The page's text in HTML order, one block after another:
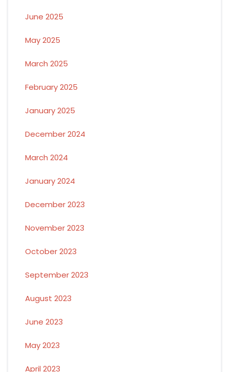
June 2025
May 2025
March 2025
February 2025
January 2025
December 2024
March 2024
January 2024
December 2023
November 2023
October 2023
September 2023
August 2023
June 2023
May 2023
April 2023